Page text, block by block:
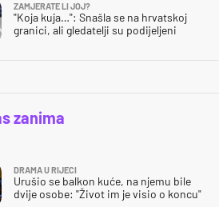
ZAMJERATE LI JOJ?
"Koja kuja…": Snašla se na hrvatskoj
granici, ali gledatelji su podijeljeni
zanima
DRAMA U RIJECI
Urušio se balkon kuće, na njemu bile
dvije osobe: "Život im je visio o koncu"